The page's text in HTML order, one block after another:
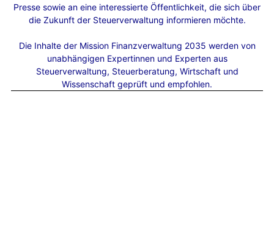
Presse sowie an eine interessierte Öffentlichkeit, die sich über
die Zukunft der Steuerverwaltung informieren möchte.
Die Inhalte der Mission Finanzverwaltung 2035 werden von
unabhängigen Expertinnen und Experten aus
Steuerverwaltung, Steuerberatung, Wirtschaft und
Wissenschaft geprüft und empfohlen.